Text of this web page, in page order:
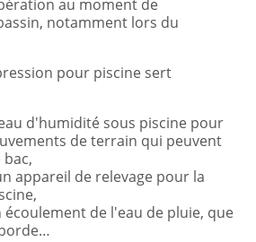
au moment de
notamment lors du
pour piscine sert
d'humidité sous piscine pour
de terrain qui peuvent
appareil de relevage pour la
écoulement de l'eau de pluie, que